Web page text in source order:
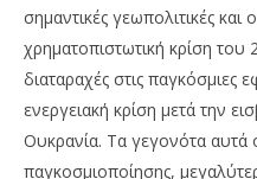
σημαντικές γεωπολιτικές και
χρηματοπιστωτική κρίση του
διαταραχές στις παγκόσμιες
ενεργειακή κρίση μετά την
Ουκρανία. Τα γεγονότα
παγκοσμιοποίησης,